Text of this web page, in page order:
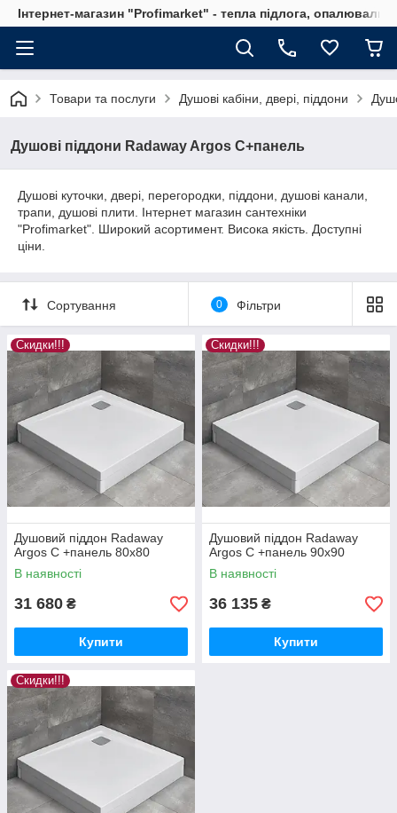
Інтернет-магазин "Profimarket" - тепла підлога,
Товари та послуги Душові кабіни, двері, піддони
Душові піддони Radaway Argos C+панель
Душові куточки, двері, перегородки, піддони, душові канали,
трапи, душові плити. Інтернет магазин сантехніки
"Profimarket". Широкий асортимент. Висока якість. Доступні
ціни.
Сортування 0 Фільтри
Скидки!!!
Душовий піддон Radaway
Argos C +панель 80x80
В наявності
31 680 ₴
Купити
Скидки!!!
Душовий піддон Radaway
Argos C +панель 90x90
В наявності
36 135 ₴
Купити
Скидки!!!